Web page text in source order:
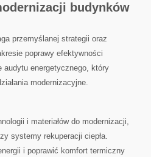
budynków
przemyślanej strategii oraz
poprawy efektywności
audytu energetycznego, ​który
modernizacyjne.
i materiałów do modernizacji,
systemy rekuperacji ‍ciepła.
i poprawić komfort termiczny